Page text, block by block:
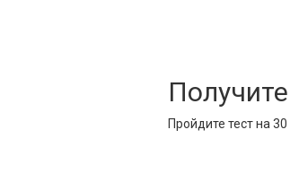
Пройдите тест на